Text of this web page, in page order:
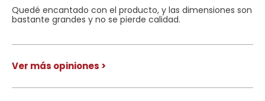
Quedé encantado con el producto, y las dimensiones son
bastante grandes y no se pierde calidad.
Ver más opiniones >